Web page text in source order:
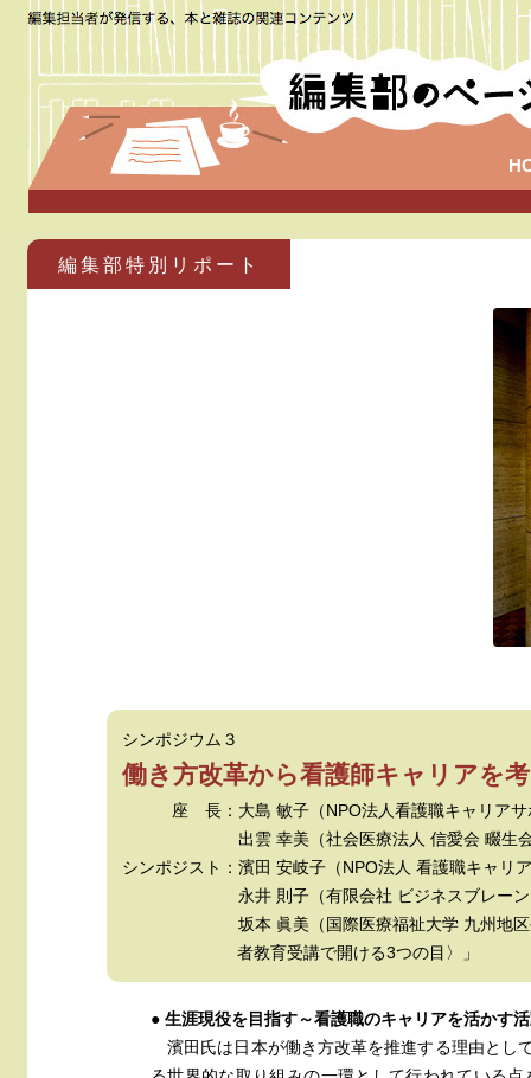
編集部特別リポート
シンポジウム３
働き方改革から看護師キャリアを
座 長：大島 敏子（NPO法人看護職キャリア
出雲 幸美（社会医療法人 信愛会 畷生会
シンポジスト：濱田 安岐子（NPO法人 看護職キャリ
永井 則子（有限会社 ビジネスブレーン）「
坂本 眞美（国際医療福祉大学 九州地区生涯教
者教育受講で開ける3つの目〉」
● 生涯現役を目指す～看護職のキャリアを活かす
濱田氏は日本が働き方改革を推進する理由とし